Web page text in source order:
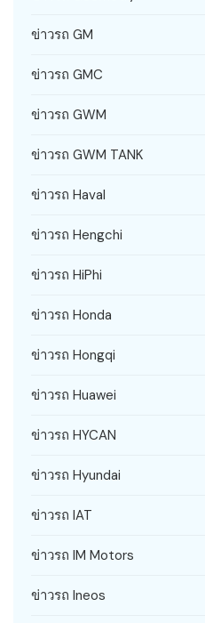
ข่าวรถ GM
ข่าวรถ GMC
ข่าวรถ GWM
ข่าวรถ GWM TANK
ข่าวรถ Haval
ข่าวรถ Hengchi
ข่าวรถ HiPhi
ข่าวรถ Honda
ข่าวรถ Hongqi
ข่าวรถ Huawei
ข่าวรถ HYCAN
ข่าวรถ Hyundai
ข่าวรถ IAT
ข่าวรถ IM Motors
ข่าวรถ Ineos